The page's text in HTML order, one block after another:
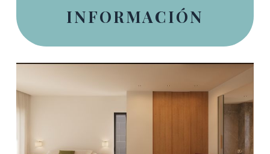
INFORMACIÓN